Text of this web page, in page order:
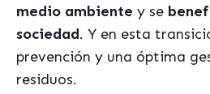
medio ambiente y se
sociedad. Y en esta
prevención y una óptima
residuos.